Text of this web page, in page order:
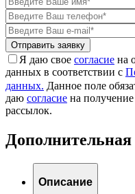
Я даю свое согласие на
данных в соответствии с
данных. Данное поле
даю согласие на
рассылок.
Описание